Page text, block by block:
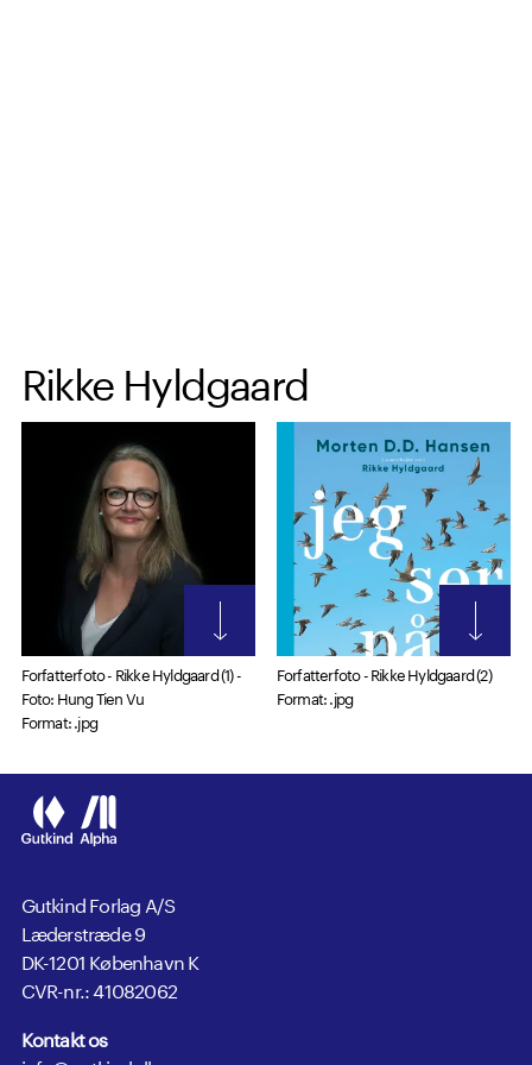
Rikke Hyldgaard
Forfatterfoto - Rikke Hyldgaard (1) -
Foto: Hung Tien Vu
Format: .jpg
Forfatterfoto - Rikke Hyldgaard (2)
Format: .jpg
Gutkind Forlag A/S
Læderstræde 9
DK-1201 København K
CVR-nr.: 41082062
Kontakt os